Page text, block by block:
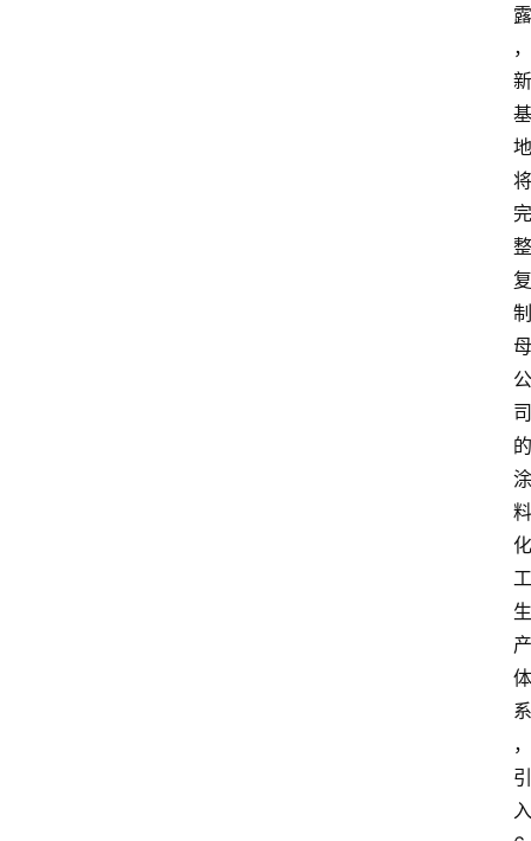
露
，
新
基
地
将
完
整
复
制
母
公
司
的
涂
料
化
工
生
产
体
系
，
引
入